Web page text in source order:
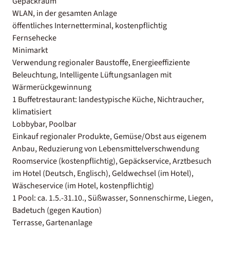
WLAN, in der gesamten Anlage
öffentliches Internetterminal, kostenpflichtig
Fernsehecke
Minimarkt
Verwendung regionaler Baustoffe, Energieeffiziente
Beleuchtung, Intelligente Lüftungsanlagen mit
Wärmerückgewinnung
1 Buffetrestaurant: landestypische Küche, Nichtraucher,
klimatisiert
Lobbybar, Poolbar
Einkauf regionaler Produkte, Gemüse/Obst aus eigenem
Anbau, Reduzierung von Lebensmittelverschwendung
Roomservice (kostenpflichtig), Gepäckservice, Arztbesuch
im Hotel (Deutsch, Englisch), Geldwechsel (im Hotel),
Wäscheservice (im Hotel, kostenpflichtig)
1 Pool: ca. 1.5.-31.10., Süßwasser, Sonnenschirme, Liegen,
Badetuch (gegen Kaution)
Terrasse, Gartenanlage